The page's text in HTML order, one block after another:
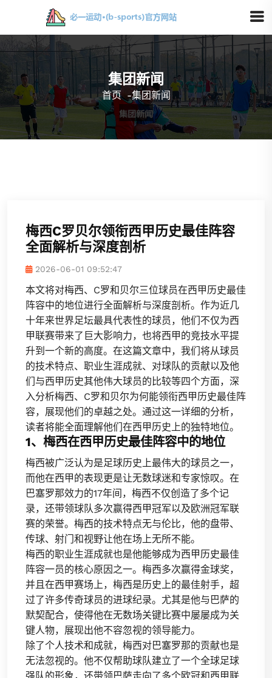
集团新闻
首页 -集团新闻
梅西C罗贝尔领衔西甲历史最佳阵容
全面解析与深度剖析
2026-06-01 09:52:47
本文将对梅西、C罗和贝尔三位球员在西甲历史最佳
阵容中的地位进行全面解析与深度剖析。作为近几
十年来世界足坛最具代表性的球员，他们不仅为西
甲联赛带来了巨大影响力，也将西甲的竞技水平提
升到一个新的高度。在这篇文章中，我们将从球员
的技术特点、职业生涯成就、对球队的贡献以及他
们与西甲历史其他伟大球员的比较等四个方面，深
入分析梅西、C罗和贝尔为何能领衔西甲历史最佳阵
容，展现他们的卓越之处。通过这一详细的分析，
读者将能全面理解他们在西甲历史上的独特地位。
1、梅西在西甲历史最佳阵容中的地位
梅西被广泛认为是足球历史上最伟大的球员之一，
而他在西甲的表现更是让无数球迷和专家惊叹。在
巴塞罗那效力的17年间，梅西不仅创造了多个记
录，还带领球队多次赢得西甲冠军以及欧洲冠军联
赛的荣誉。梅西的技术特点无与伦比，他的盘带、
传球、射门和视野让他在场上无所不能。
梅西的职业生涯成就也是他能够成为西甲历史最佳
阵容一员的核心原因之一。梅西多次赢得金球奖，
并且在西甲赛场上，梅西是历史上的最佳射手，超
过了许多传奇球员的进球纪录。尤其是他与巴萨的
默契配合，使得他在无数场关键比赛中屡屡成为关
键人物，展现出他不容忽视的领导能力。
除了个人技术和成就，梅西对巴塞罗那的贡献也是
无法忽视的。他不仅帮助球队建立了一个全球足球